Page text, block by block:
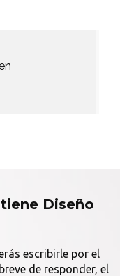
Diseño
escribirle por el
de responder, el